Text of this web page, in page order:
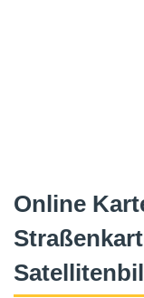
Online